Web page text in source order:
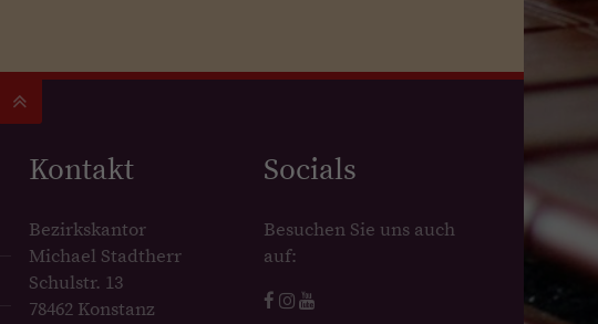
Kontakt
Bezirkskantor
Michael Stadtherr
Schulstr. 13
78462 Konstanz
Socials
Besuchen Sie uns auch
auf: